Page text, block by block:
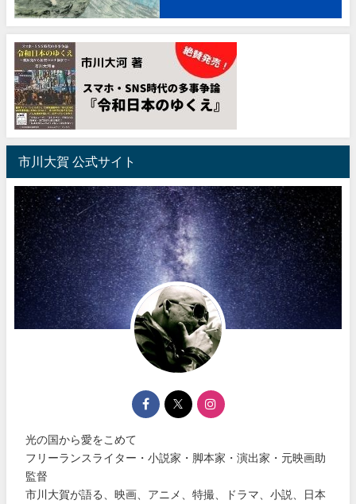
市川大賀 公式サイト
光の国から愛をこめて
フリーランスライター・小説家・脚本家・演出家・元映画助
監督
市川大賀が語る、映画、アニメ、特撮、ドラマ、小説、日本